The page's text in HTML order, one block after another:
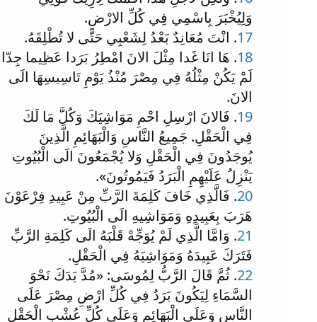
وَلِيُخْبَرَ بِاسْمِي فِي كُلِّ الارْضِ.
17. انْتَ مُعَانِدٌ بَعْدُ لِشَعْبِي حَتَّى لا تُطْلِقَهُ.
18. هَا انَا غَدا مِثْلَ الانَ امْطِرُ بَرَدا عَظِيما جِدّا
لَمْ يَكُنْ مِثْلُهُ فِي مِصْرَ مُنْذُ يَوْمِ تَاسِيسِهَا الَى
الانَ.
19. فَالانَ ارْسِلِ احْمِ مَوَاشِيَكَ وَكُلَّ مَا لَكَ
فِي الْحَقْلِ. جَمِيعُ النَّاسِ وَالْبَهَائِمِ الَّذِينَ
يُوجَدُونَ فِي الْحَقْلِ وَلا يُجْمَعُونَ الَى الْبُيُوتِ
يَنْزِلُ عَلَيْهِمِ الْبَرَدُ فَيَمُوتُونَ».
20. فَالَّذِي خَافَ كَلِمَةَ الرَّبِّ مِنْ عَبِيدِ فِرْعَوْنَ
هَرَبَ بِعَبِيدِهِ وَمَوَاشِيهِ الَى الْبُيُوتِ.
21. وَامَّا الَّذِي لَمْ يُوَجِّهْ قَلْبَهُ الَى كَلِمَةِ الرَّبِّ
فَتَرَكَ عَبِيدَهُ وَمَوَاشِيَهُ فِي الْحَقْلِ.
22. ثُمَّ قَالَ الرَّبُّ لِمُوسَى: «مُدَّ يَدَكَ نَحْوَ
السَّمَاءِ لِيَكُونَ بَرَدٌ فِي كُلِّ ارْضِ مِصْرَ عَلَى
النَّاسِ وَعَلَى الْبَهَائِمِ وَعَلَى كُلِّ عُشْبِ الْحَقْلِ